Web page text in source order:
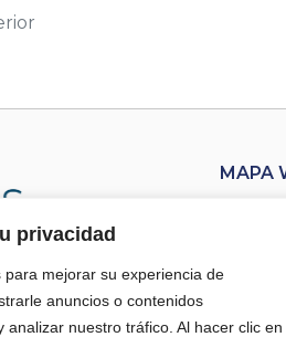
privacidad
para mejorar su experiencia de
anuncios o contenidos
analizar nuestro tráfico. Al hacer clic en
soluciones
MAPA